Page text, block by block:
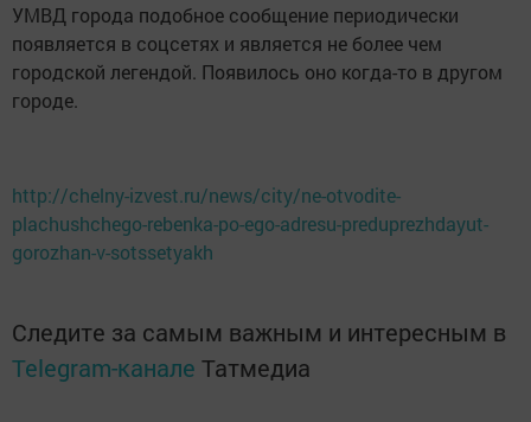
УМВД города подобное сообщение периодически
появляется в соцсетях и является не более чем
городской легендой. Появилось оно когда-то в другом
городе.
http://chelny-izvest.ru/news/city/ne-otvodite-
plachushchego-rebenka-po-ego-adresu-preduprezhdayut-
gorozhan-v-sotssetyakh
Следите за самым важным и интересным в
Telegram-канале Татмедиа